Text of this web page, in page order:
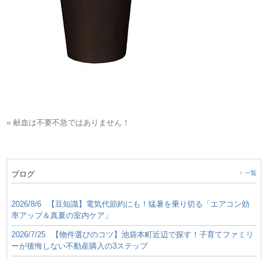
« 献血は不要不急ではありません！
ブログ 一覧
2026/8/6
【豆知識】電気代節約にも！猛暑を乗り切る「エアコン効
率アップ＆真夏の室内ケア」
2026/7/25
【物件選びのコツ】池袋本町近辺で探す！子育てファミリ
ーが後悔しない不動産購入の3ステップ